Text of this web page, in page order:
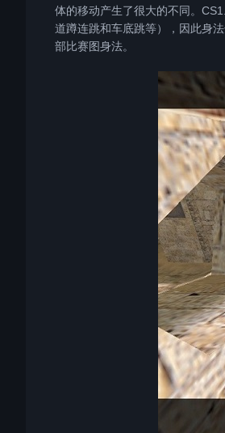
体的移动产生了很大的不同。
道蹲连跳和车底跳等），因此身
部比赛图身法。